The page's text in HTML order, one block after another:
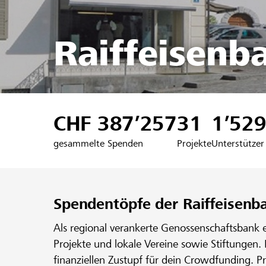
CHF 387’257
gesammelte Spenden
31
Projekte
1’529
Unterstützer
Spendentöpfe der
Als regional verankerte
Projekte und lokale Vereine sowie
finanziellen Zustupf für dein Crowdfunding.